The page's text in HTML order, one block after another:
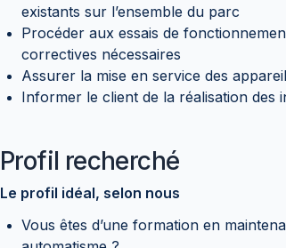
existants sur l’ensemble du parc
Procéder aux essais de
correctives nécessaires
Assurer la mise en service des
Informer le client de la réalisation des
Profil recherché
Le profil idéal, selon nous
Vous êtes d’une formation en